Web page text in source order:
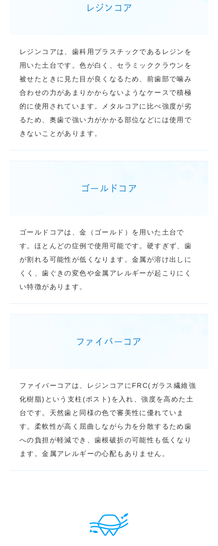
レジンコア
レジンコアは、歯科用プラスチックであるレジンを
用いた土台です。色が白く、セラミッククラウンを
被せたときに見た目が良くなるため、前歯部で噛み
合わせの力があまりかからないようなケースで積極
的に使用されています。メタルコアに比べ強度が劣
るため、奥歯で強い力がかかる部位などには使用で
きないことがあります。
ゴールドコア
ゴールドコアは、金（ゴールド）を用いた土台で
す。ほとんどの症例で使用可能です。硬すぎず、歯
が割れる可能性が低くなります。金属が溶け出しに
くく、歯ぐきの変色や金属アレルギーが起こりにく
い特徴があります。
ファイバーコア
ファイバーコアは、レジンコアにFRC(ガラス繊維強
化樹脂)という支柱(ポスト)を入れ、強度を高めた土
台です。天然歯と同様の色で審美性に優れていま
す。柔軟性が高く屈曲しながら力を分散するため歯
への負担が軽減でき、歯根破折の可能性も低くなり
ます。金属アレルギーの心配もありません。